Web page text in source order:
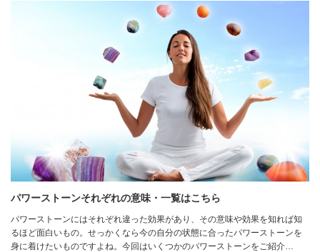
パワーストーンそれぞれの意味・一覧はこちら
パワーストーンにはそれぞれ違った効果があり、その意味や効果を知れば知
るほど面白いもの。せっかくなら今の自分の状態に合ったパワーストーンを
身に着けたいものですよね。今回はいくつかのパワーストーンをご紹介…